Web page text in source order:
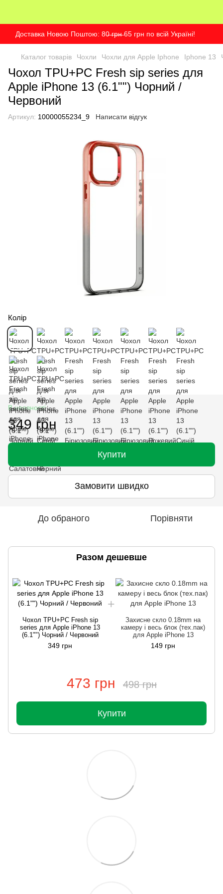
Доставка Новою Поштою: 80̶ ̶г̶р̶н̶ 65 грн по всій Україні!
Каталог товарів Чохли Чохли для Apple Iphone Iphone 13
Чохол TPU+PC Fresh sip series для
Apple iPhone 13 (6.1"") Чорний /
Червоний
Артикул: 10000055234_9 Написати відгук
Колір
В наявності
349 грн
Купити
Замовити швидко
До обраного Порівняти
Разом дешевше
Чохол TPU+PC Fresh sip
series для Apple iPhone 13
(6.1"") Чорний / Червоний
349 грн
Захисне скло 0.18mm на
камеру і весь блок (тех.пак)
для Apple iPhone 13
149 грн
473 грн 498 грн
Купити